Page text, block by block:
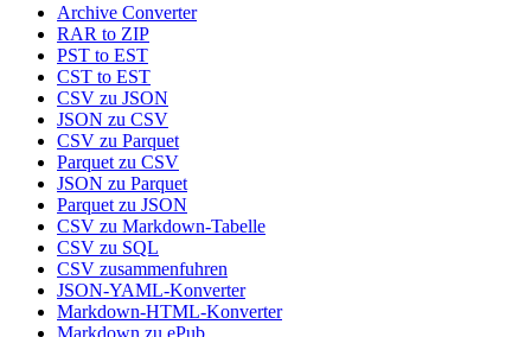
Archive Converter
RAR to ZIP
PST to EST
CST to EST
CSV zu JSON
JSON zu CSV
CSV zu Parquet
Parquet zu CSV
JSON zu Parquet
Parquet zu JSON
CSV zu Markdown-Tabelle
CSV zu SQL
CSV zusammenfuhren
JSON-YAML-Konverter
Markdown-HTML-Konverter
Markdown zu ePub